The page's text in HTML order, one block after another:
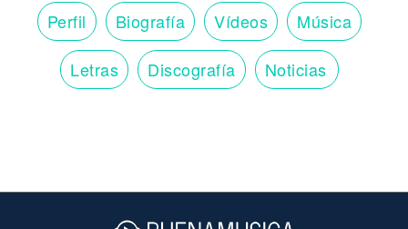
Perfil Biografía Vídeos Música
Letras Discografía Noticias